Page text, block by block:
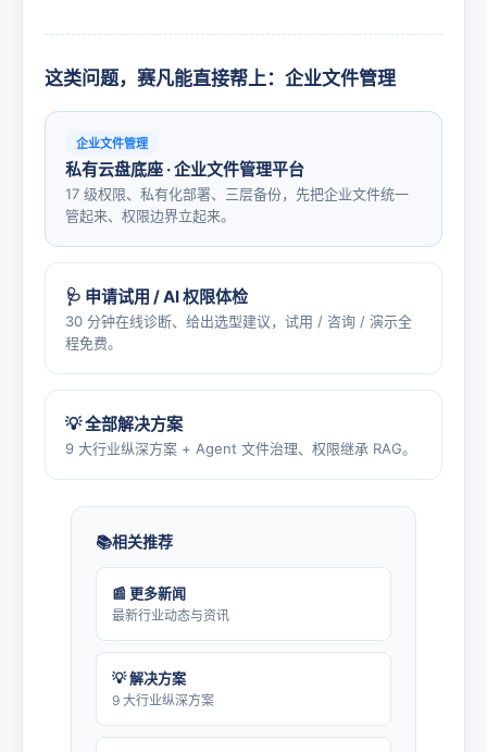
这类问题，赛凡能直接帮上：企业文件管理
企业文件管理
私有云盘底座 · 企业文件管理平台
17 级权限、私有化部署、三层备份，先把企业文件统一
管起来、权限边界立起来。
🩺 申请试用 / AI 权限体检
30 分钟在线诊断、给出选型建议，试用 / 咨询 / 演示全
程免费。
💡 全部解决方案
9 大行业纵深方案 + Agent 文件治理、权限继承 RAG。
相关推荐
📰 更多新闻
最新行业动态与资讯
💡 解决方案
9 大行业纵深方案